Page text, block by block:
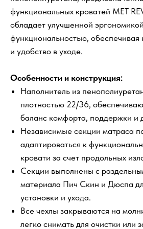
функциональных кроватей МЕТ
обладает улучшенной
функциональностью,
и удобство в уходе.
Особенности и конструкция:
Наполнитель из
плотностью 22/36,
баланс комфорта, поддержки и
Независимые секции матраса
адаптироваться к
кровати за счет продольных
Секции выполнены с
материала Пич Скин и Дюспа
установки и ухода.
Все чехлы закрываются на
легко снимать для очистки или